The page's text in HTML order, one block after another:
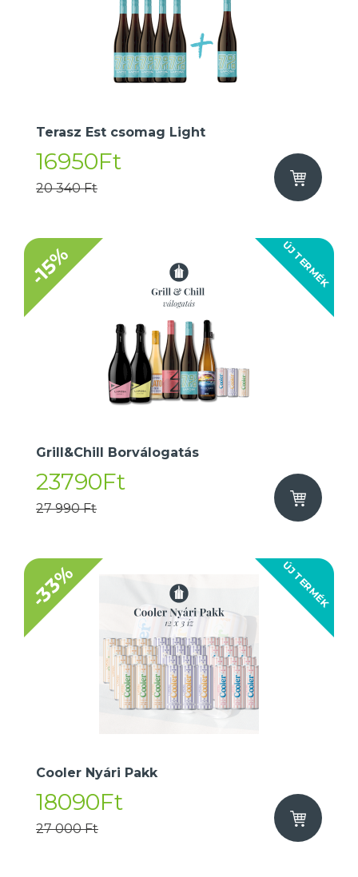
Terasz Est csomag Light
16950Ft
20 340 Ft
ÚJ TERMÉK
-15%
Grill&Chill Borválogatás
23790Ft
27 990 Ft
ÚJ TERMÉK
-33%
Cooler Nyári Pakk
18090Ft
27 000 Ft